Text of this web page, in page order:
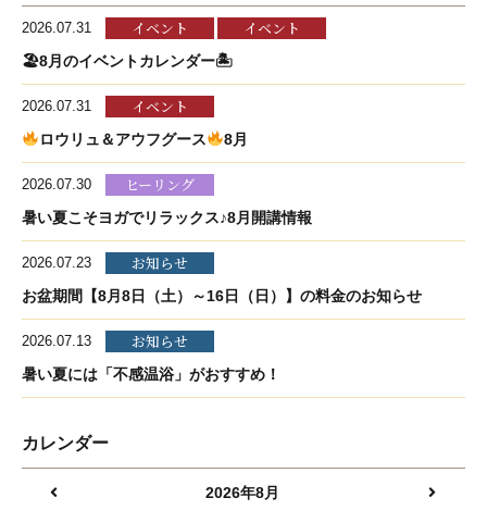
2026.07.31 イベント イベント
🏖8月のイベントカレンダー🏝
2026.07.31 イベント
ロウリュ＆アウフグース 8月
2026.07.30 ヒーリング
暑い夏こそヨガでリラックス♪8月開講情報
2026.07.23 お知らせ
お盆期間【8月8日（土）～16日（日）】の料金のお知らせ
2026.07.13 お知らせ
暑い夏には「不感温浴」がおすすめ！
カレンダー
2026年8月